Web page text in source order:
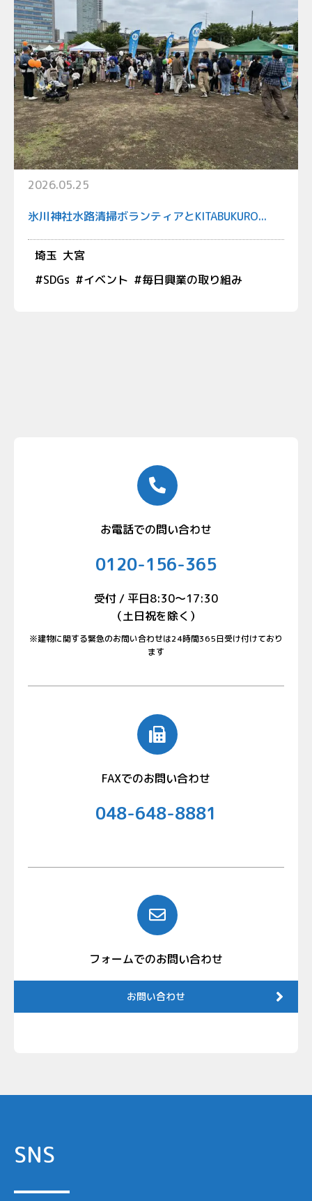
2026.05.25
氷川神社水路清掃ボランティアとKITABUKURO...
埼玉 大宮
#SDGs #イベント #毎日興業の取り組み
お電話での問い合わせ
0120-156-365
受付 / 平日8:30〜17:30
（土日祝を除く）
※建物に関する緊急のお問い合わせは24時間365日受け付けており
ます
FAXでのお問い合わせ
048-648-8881
フォームでのお問い合わせ
お問い合わせ
SNS